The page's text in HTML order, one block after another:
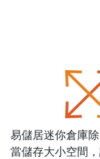
易儲居迷你倉庫
當儲存大小空間